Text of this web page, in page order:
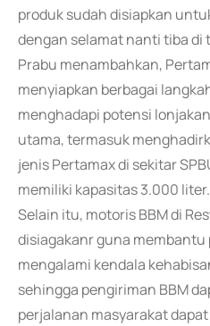
produk sudah disiapkan
dengan selamat nanti tiba di
Prabu menambahkan,
menyiapkan berbagai
menghadapi potensi
utama, termasuk
jenis Pertamax di sekitar
memiliki kapasitas 3.000 liter.
Selain itu, motoris BBM di
disiagakanr guna membantu
mengalami kendala
sehingga pengiriman BBM
perjalanan masyarakat